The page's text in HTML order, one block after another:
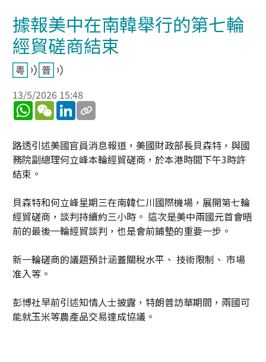
據報美中在南韓舉行的第七輪
經貿磋商結束
13/5/2026 15:48
WhatsApp
WeChatLinkedIn
路透引述美國官員消息報道，美國財政部長貝森特，與國
務院副總理何立峰本輪經貿磋商，於本港時間下午3時許
結束。
貝森特和何立峰星期三在南韓仁川國際機場，展開第七輪
經貿磋商，談判持續約三小時。 這次是美中兩國元首會晤
前的最後一輪經貿談判，也是會前鋪墊的重要一步。
新一輪磋商的議題預計涵蓋關稅水平、 技術限制、 市場
准入等。
彭博社早前引述知情人士披露，特朗普訪華期間，兩國可
能就玉米等農產品交易達成協議。